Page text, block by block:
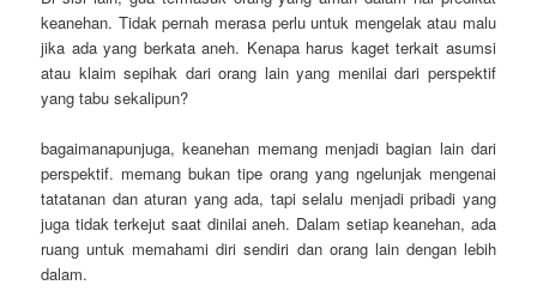
keanehan. Tidak pernah merasa perlu untuk mengelak atau malu
jika ada yang berkata aneh. Kenapa harus kaget terkait asumsi
atau klaim sepihak dari orang lain yang menilai dari perspektif
yang tabu sekalipun?
bagaimanapunjuga, keanehan memang menjadi bagian lain dari
perspektif. memang bukan tipe orang yang ngelunjak mengenai
tatatanan dan aturan yang ada, tapi selalu menjadi pribadi yang
juga tidak terkejut saat dinilai aneh. Dalam setiap keanehan, ada
ruang untuk memahami diri sendiri dan orang lain dengan lebih
dalam.